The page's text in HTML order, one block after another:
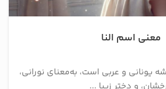
معنی اسم النا
یونانی و عربی است، به‌معنای نورانی،